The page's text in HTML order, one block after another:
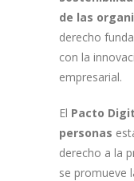
de las
derecho
con la
empresarial.
El Pacto
personas
derecho a la
se promueve